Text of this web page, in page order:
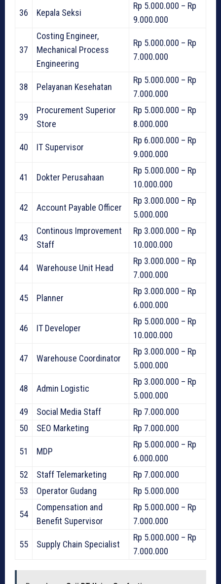
36 Kepala Seksi
Rp 5.000.000 – Rp
9.000.000
37
Costing Engineer,
Mechanical Process
Engineering
Rp 5.000.000 – Rp
7.000.000
38 Pelayanan Kesehatan
Rp 5.000.000 – Rp
7.000.000
39
Procurement Superior
Store
Rp 5.000.000 – Rp
8.000.000
40 IT Supervisor
Rp 6.000.000 – Rp
9.000.000
41 Dokter Perusahaan
Rp 5.000.000 – Rp
10.000.000
42 Account Payable Officer
Rp 3.000.000 – Rp
5.000.000
43
Continous Improvement
Staff
Rp 3.000.000 – Rp
10.000.000
44 Warehouse Unit Head
Rp 3.000.000 – Rp
7.000.000
45 Planner
Rp 3.000.000 – Rp
6.000.000
46 IT Developer
Rp 5.000.000 – Rp
10.000.000
47 Warehouse Coordinator
Rp 3.000.000 – Rp
5.000.000
48 Admin Logistic
Rp 3.000.000 – Rp
5.000.000
49
Social Media Staff
Rp 7.000.000
50
SEO Marketing Rp 7.000.000
51 MDP
Rp 5.000.000 – Rp
6.000.000
52
Staff Telemarketing
Rp 7.000.000
53
Operator Gudang Rp 5.000.000
54
Compensation and
Benefit Supervisor
Rp 5.000.000 – Rp
7.000.000
55 Supply Chain Specialist
Rp 5.000.000 – Rp
7.000.000